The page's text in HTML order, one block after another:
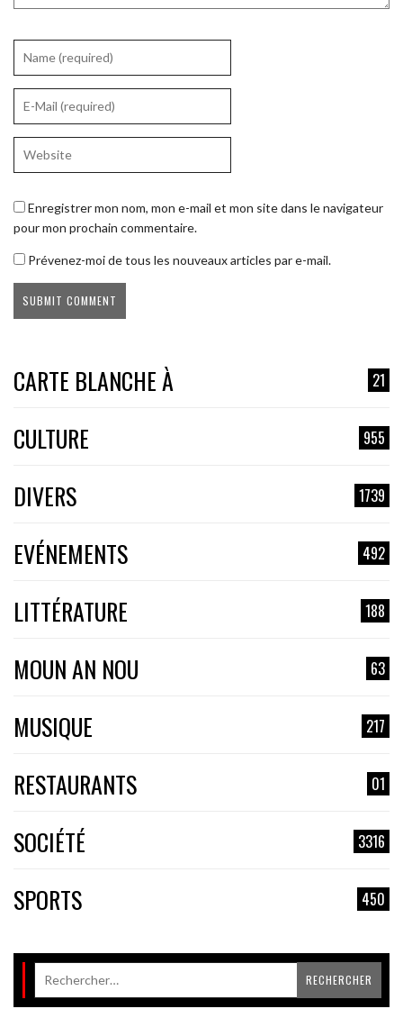
Enregistrer mon nom, mon e-mail et mon site dans le navigateur
pour mon prochain commentaire.
Prévenez-moi de tous les nouveaux articles par e-mail.
CARTE BLANCHE À 21
CULTURE 955
DIVERS 1739
EVÉNEMENTS 492
LITTÉRATURE 188
MOUN AN NOU 63
MUSIQUE 217
RESTAURANTS 01
SOCIÉTÉ 3316
SPORTS 450